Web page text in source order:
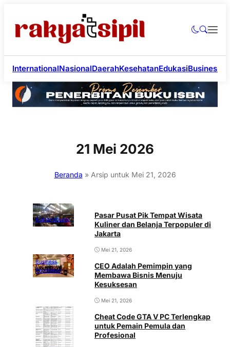
InternationalNasionalDaerahKesehatanEdukasiBusiness
21 Mei 2026
Beranda » Arsip untuk Mei 21, 2026
KulinerWisata
Pasar Pusat Pik Tempat Wisata
Kuliner dan Belanja Terpopuler di
Jakarta
Mei 21, 2026
Business
Pendidikan
CEO Adalah Pemimpin yang
Membawa Bisnis Menuju
Kesuksesan
Mei 21, 2026
Cheat Code GTA V PC Terlengkap
untuk Pemain Pemula dan
Profesional